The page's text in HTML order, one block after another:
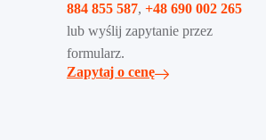
884 855 587, +48 690 002 265
lub wyślij zapytanie przez
formularz.
Zapytaj o cenę